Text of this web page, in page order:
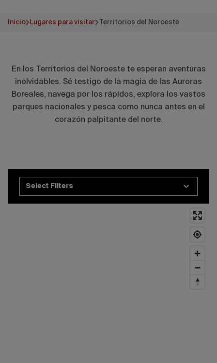
Inicio Lugares para visitar Territorios del Noroeste
En los Territorios del Noroeste te esperan aventuras
inolvidables. Sé testigo de la magia de las Auroras
Boreales, navega por los rápidos, explora los vastos
parques nacionales y pesca como nunca antes en el
corazón palpitante del norte.
Select Filters